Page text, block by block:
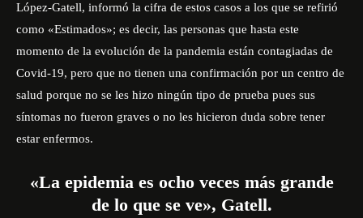
López-Gatell, informó la cifra de estos casos a los que se refirió
como «Estimados»; es decir, las personas que hasta este
momento de la evolución de la pandemia están contagiadas de
Covid-19, pero que no tienen una confirmación por un centro de
salud porque no se les hizo ningún tipo de prueba pues sus
síntomas no fueron graves o no les hicieron duda sobre tener
estar enfermos.
«La epidemia es ocho veces más grande
de lo que se ve», Gatell.